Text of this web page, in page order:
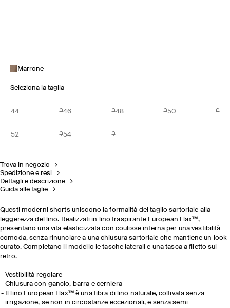
Marrone
Seleziona la taglia
44 46 48 50
52 54
Trova in negozio
Spedizione e resi
Dettagli e descrizione
Guida alle taglie
Questi moderni shorts uniscono la formalità del taglio sartoriale alla
leggerezza del lino. Realizzati in lino traspirante European Flax™,
presentano una vita elasticizzata con coulisse interna per una vestibilità
comoda, senza rinunciare a una chiusura sartoriale che mantiene un look
curato. Completano il modello le tasche laterali e una tasca a filetto sul
retro.
Vestibilità regolare
Chiusura con gancio, barra e cerniera
Il lino European Flax™ è una fibra di lino naturale, coltivata senza
irrigazione, se non in circostanze eccezionali, e senza semi